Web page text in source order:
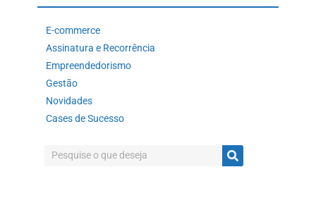
E-commerce
Assinatura e Recorrência
Empreendedorismo
Gestão
Novidades
Cases de Sucesso